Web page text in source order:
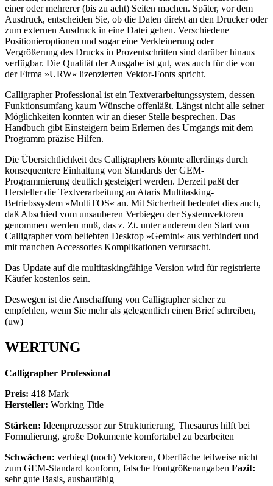
einer oder mehrerer (bis zu acht) Seiten machen. Später, vor dem
Ausdruck, entscheiden Sie, ob die Daten direkt an den Drucker oder
zum externen Ausdruck in eine Datei gehen. Verschiedene
Positionieroptionen und sogar eine Verkleinerung oder
Vergrößerung des Drucks in Prozentschritten sind darüber hinaus
verfügbar. Die Qualität der Ausgabe ist gut, was auch für die von
der Firma »URW« lizenzierten Vektor-Fonts spricht.
Calligrapher Professional ist ein Textverarbeitungssystem, dessen
Funktionsumfang kaum Wünsche offenläßt. Längst nicht alle seiner
Möglichkeiten konnten wir an dieser Stelle besprechen. Das
Handbuch gibt Einsteigern beim Erlernen des Umgangs mit dem
Programm präzise Hilfen.
Die Übersichtlichkeit des Calligraphers könnte allerdings durch
konsequentere Einhaltung von Standards der GEM-
Programmierung deutlich gesteigert werden. Derzeit paßt der
Hersteller die Textverarbeitung an Ataris Multitasking-
Betriebssystem »MultiTOS« an. Mit Sicherheit bedeutet dies auch,
daß Abschied vom unsauberen Verbiegen der Systemvektoren
genommen werden muß, das z. Zt. unter anderem den Start von
Calligrapher vom beliebten Desktop »Gemini« aus verhindert und
mit manchen Accessories Komplikationen verursacht.
Das Update auf die multitaskingfähige Version wird für registrierte
Käufer kostenlos sein.
Deswegen ist die Anschaffung von Calligrapher sicher zu
empfehlen, wenn Sie mehr als gelegentlich einen Brief schreiben,
(uw)
WERTUNG
Calligrapher Professional
Preis: 418 Mark
Hersteller: Working Title
Stärken: Ideenprozessor zur Strukturierung, Thesaurus hilft bei
Formulierung, große Dokumente komfortabel zu bearbeiten
Schwächen: verbiegt (noch) Vektoren, Oberfläche teilweise nicht
zum GEM-Standard konform, falsche Fontgrößenangaben Fazit:
sehr gute Basis, ausbaufähig